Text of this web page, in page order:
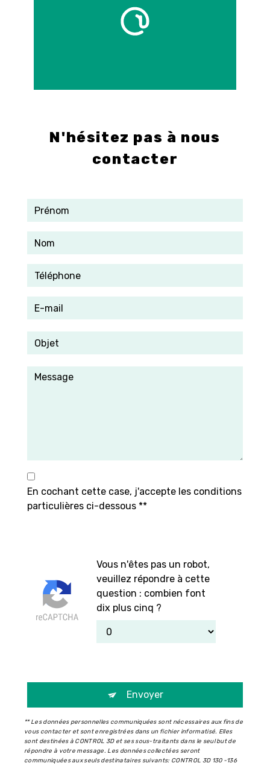
N'hésitez pas à nous
contacter
En cochant cette case, j'accepte les conditions
particulières ci-dessous **
Vous n'êtes pas un robot,
veuillez répondre à cette
question : combien font
dix plus cinq ?
Envoyer
** Les données personnelles communiquées sont nécessaires aux fins de
vous contacter et sont enregistrées dans un fichier informatisé. Elles
sont destinées à CONTROL 3D et ses sous-traitants dans le seul but de
répondre à votre message. Les données collectées seront
communiquées aux seuls destinataires suivants: CONTROL 3D 130 -136